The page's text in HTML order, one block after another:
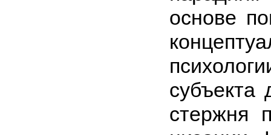
основе
субъекта
стержня